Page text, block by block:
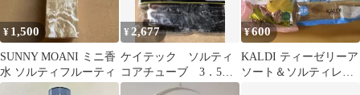
¥ 1,500
SUNNY MOANI ミニ香
水 ソルティフルーティ
¥ 2,677
ケイテック ソルティ
コアチューブ 3．5イ
ンチ 4．25インチ セ
¥600
KALDI ティーゼリーア
ソート＆ソルティレモ